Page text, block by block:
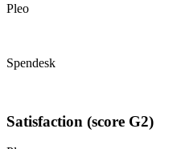
Pleo
Spendesk
Satisfaction (score G2)